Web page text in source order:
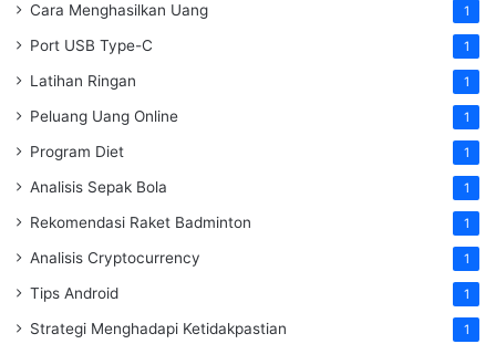
Cara Menghasilkan Uang 1
Port USB Type-C 1
Latihan Ringan 1
Peluang Uang Online 1
Program Diet 1
Analisis Sepak Bola 1
Rekomendasi Raket Badminton 1
Analisis Cryptocurrency 1
Tips Android 1
Strategi Menghadapi Ketidakpastian 1